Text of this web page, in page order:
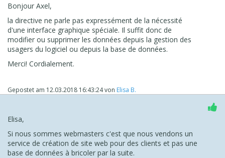
recevoir un lien pour changer son mot de passe... et le
mot de passe ne doit
JAMAIS etre divulgué. ..
Glop pas glop.
J'accorde que la sécurité informatique est un métier... Et
quand on sait pas on écoute ceux qui savent. Juste un peu
de bon sens.
minima...
européenne
Moi aussi j'espère avoir clarifié le sujet.
Cordialement
Bonjour Axel,
la directive ne parle pas expressément de la nécessité
d'une interface graphique spéciale. Il suffit donc de
modifier ou supprimer les données depuis la gestion des
usagers du logiciel ou depuis la base de données.
Merci! Cordialement.
Gepostet am 12.03.2018 16:43:24von Elisa B.
Elisa,
Si nous sommes webmasters c'est que nous vendons un
service de création de site web pour des clients et pas une
base de données à bricoler par la suite.